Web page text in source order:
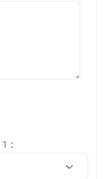
: